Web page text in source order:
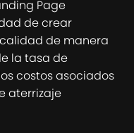
Page
de crear
de manera
la tasa de
costos asociados
aterrizaje